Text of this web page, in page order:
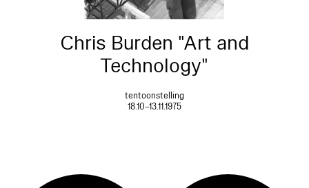
Chris Burden "Art and
Technology"
tentoonstelling
18.10–13.11.1975